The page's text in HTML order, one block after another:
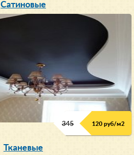
Сатиновые
345 120 руб/м2
Тканевые